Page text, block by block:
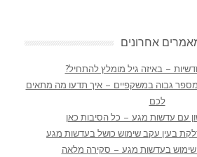
אחרונים
– באיזה גיל מומלץ להתחיל?
גבוה במשקפיים – איך תדעו מה מתאים
לכם
עם עדשות מגע – כל הסיבות כאן
בעין עקב שימוש כושל בעדשות מגע
בעדשות מגע – סקירה מלאה